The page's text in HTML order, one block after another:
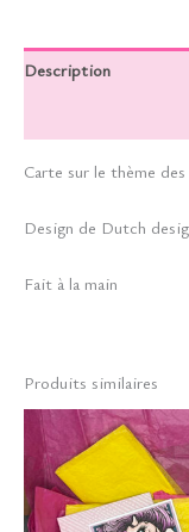
Description
Carte sur le thème des
Design de Dutch
Fait à la main
Produits similaires